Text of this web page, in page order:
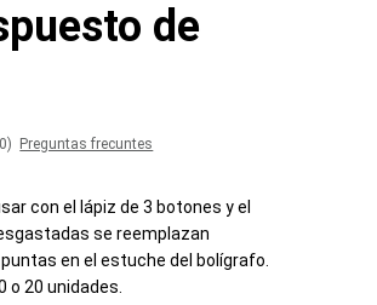
de
Preguntas frecuntes
con el lápiz de 3 botones y el
se reemplazan
en el estuche del bolígrafo.
o 20 unidades.